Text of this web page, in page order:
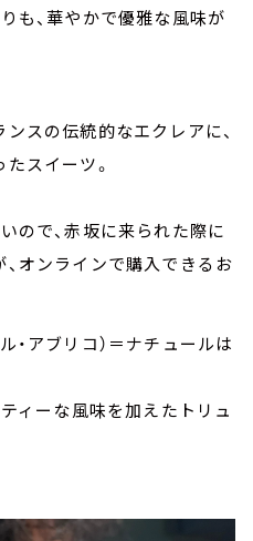
も、華やかで優雅な風味が
スの伝統的なエクレアに、
スイーツ。
ので、赤坂に来られた際に
オンラインで購入できるお
アブリコ）＝ナチュールは
ティーな風味を加えたトリュ